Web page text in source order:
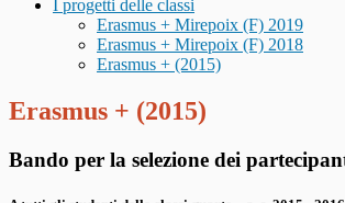
I progetti delle classi
Erasmus + Mirepoix (F) 2019
Erasmus + Mirepoix (F) 2018
Erasmus + (2015)
Erasmus + (2015)
Bando per la selezione dei